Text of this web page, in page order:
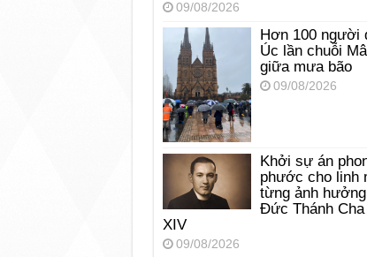
09/08/2026
Hơn 100 người
Úc lần chuỗi
giữa mưa bão
09/08/2026
Khởi sự án
phước cho linh
từng ảnh
Đức Thánh Cha
XIV
09/08/2026